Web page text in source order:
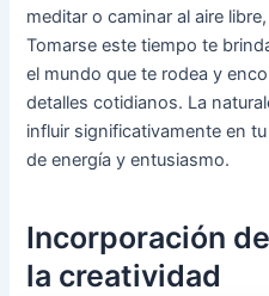
meditar o caminar al aire
Tomarse este tiempo te
el mundo que te rodea y
detalles cotidianos. La
influir significativamente en
de energía y entusiasmo.
Incorporación
la creatividad